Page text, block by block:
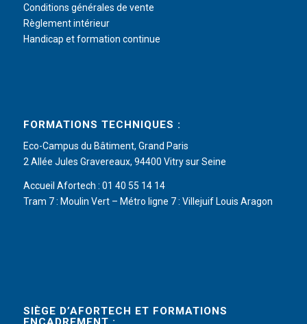
Conditions générales de vente
Règlement intérieur
Handicap et formation continue
FORMATIONS TECHNIQUES :
Eco-Campus du Bâtiment, Grand Paris
2 Allée Jules Gravereaux, 94400 Vitry sur Seine
Accueil Afortech : 01 40 55 14 14
Tram 7 : Moulin Vert – Métro ligne 7 : Villejuif Louis Aragon
SIÈGE D’AFORTECH ET FORMATIONS